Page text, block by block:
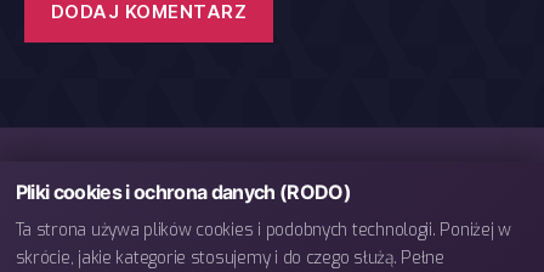
Pliki cookies i ochrona danych (RODO)
Ta strona używa plików cookies i podobnych technologii. Poniżej w
skrócie, jakie kategorie stosujemy i do czego służą. Pełne